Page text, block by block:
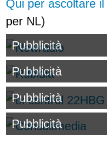
Qui per ascoltare il
per NL)
Pubblicità
Pubblicità
Pubblicità
Pubblicità